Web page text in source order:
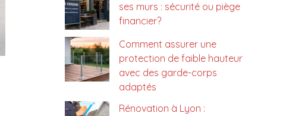
ses murs : sécurité ou piège
financier?
Comment assurer une
protection de faible hauteur
avec des garde-corps
adaptés
Rénovation à Lyon :